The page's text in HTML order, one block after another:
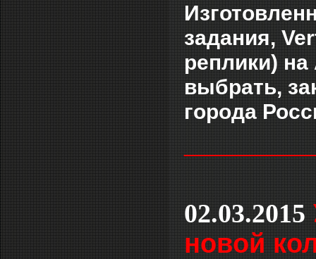
задания,
реплики)
выбрать,
города
02.03.2015
новой